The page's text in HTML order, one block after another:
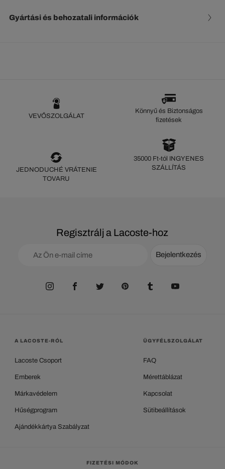
Gyártási és behozatali információk
VEVŐSZOLGÁLAT
Könnyű és Biztonságos
fizetések
JEDNODUCHÉ VRÁTENIE
TOVARU
35000 Ft-tól INGYENES
SZÁLLÍTÁS
Regisztrálj a Lacoste-hoz
Bejelentkezés
A LACOSTE-RÓL
Lacoste Csoport
Emberek
Márkavédelem
Hűségprogram
Ajándékkártya Szabályzat
ÜGYFÉLSZOLGÁLAT
FAQ
Mérettáblázat
Kapcsolat
Sütibeállítások
FIZETÉSI MÓDOK